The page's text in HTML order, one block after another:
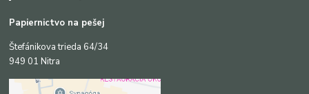
Papiernictvo na pešej
Štefánikova trieda 64/34
949 01 Nitra